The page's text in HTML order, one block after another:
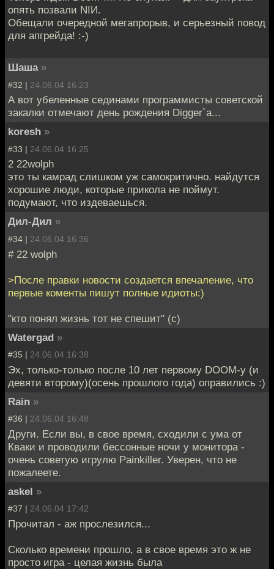
опять позвали NIИ.
Обещали очередной мегапрорыв, и серьезный повод
для апгрейда! :-)
Шаша »
#32 | 24.06.04 16:23
А вот убеленные сединами программисты советской
закалки отмечают день рождения Digger`a...
koresh »
#33 | 24.06.04 16:25
2 22wolph
это ты камрад слишком уж самокритично. найдутся
хорошие люди, которые прикола не поймут.
подумают, что издеваешься.
Дил-Дил »
#34 | 24.06.04 16:36
# 22 wolph
>После правки новости создается впечаление, что
первые коменты пишут полные идиоты:)
"кто понял жизнь тот не спешит" (с)
Watergad »
#35 | 24.06.04 16:38
Эх, только-только после 10 лет первому DOOM-у (и
девяти второму)(осень прошлого года) оправились :)
Rain »
#36 | 24.06.04 16:48
Други. Если вы, в свое время, сходили с ума от
Кваки и проводили бессонные ночи у монитора -
очень советую игрулю Painkiller. Уверен, что не
пожалеете.
askel »
#37 | 24.06.04 17:42
Прочитал - аж прослезился...
Сколько времени прошло, а в свое время это ж не
просто игра - целая жизнь была